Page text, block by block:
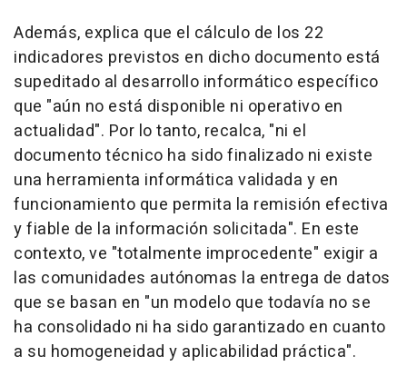
Además, explica que el cálculo de los 22
indicadores previstos en dicho documento está
supeditado al desarrollo informático específico
que "aún no está disponible ni operativo en
actualidad". Por lo tanto, recalca, "ni el
documento técnico ha sido finalizado ni existe
una herramienta informática validada y en
funcionamiento que permita la remisión efectiva
y fiable de la información solicitada". En este
contexto, ve "totalmente improcedente" exigir a
las comunidades autónomas la entrega de datos
que se basan en "un modelo que todavía no se
ha consolidado ni ha sido garantizado en cuanto
a su homogeneidad y aplicabilidad práctica".